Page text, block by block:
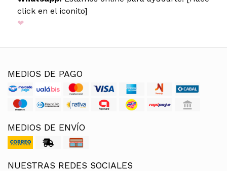
click en el iconito]
❤
MEDIOS DE PAGO
MEDIOS DE ENVÍO
NUESTRAS REDES SOCIALES